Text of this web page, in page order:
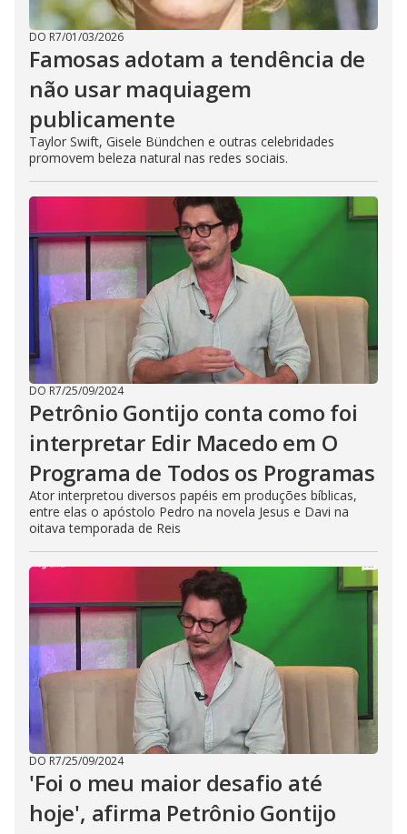
DO R7/01/03/2026
Famosas adotam a tendência de
não usar maquiagem
publicamente
Taylor Swift, Gisele Bündchen e outras celebridades
promovem beleza natural nas redes sociais.
DO R7/25/09/2024
Petrônio Gontijo conta como foi
interpretar Edir Macedo em O
Programa de Todos os Programas
Ator interpretou diversos papéis em produções bíblicas,
entre elas o apóstolo Pedro na novela Jesus e Davi na
oitava temporada de Reis
DO R7/25/09/2024
'Foi o meu maior desafio até
hoje', afirma Petrônio Gontijo